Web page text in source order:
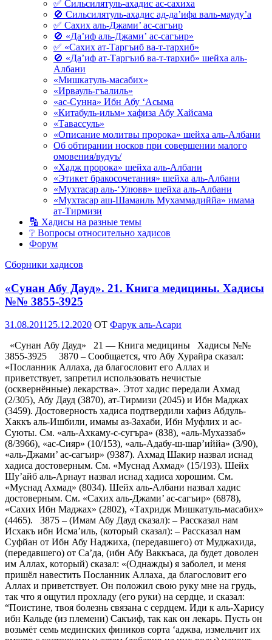
✅ Сильсилятуль-ахадис ас-сахиха
🚫 Сильсилятуль-ахадис ад-да’ифа валь-мауду’а
✅ Сахих аль-Джами’ ас-сагъир
🚫 «Да’иф аль-Джами’ ас-сагъир»
✅ «Сахих ат-Таргъиб ва-т-тархиб»
🚫 «Да’иф ат-Таргъиб ва-т-тархиб» шейха аль-
Албани
«Мишкатуль-масабих»
«Ирвауль-гъалиль»
«ас-Сунна» Ибн Абу ‘Асыма
«Китабуль-ильм» хафиза Абу Хайсама
«Тавассуль»
«Описание молитвы пророка» шейха аль-Албани
Об обтирании носков при совершении малого
омовения/вудуъ/
«Хадж пророка» шейха аль-Албани
«Этикет бракосочетания» шейха аль-Албани
«Мухтасар аль-‘Улювв» шейха аль-Албани
«Мухтасар аш-Шамаиль Мухаммадиййа» имама
ат-Тирмизи
🔡 Хадисы на разные темы
❔ Вопросы относительно хадисов
Форум
Сборники хадисов
«Сунан Абу Дауд». 21. Книга медицины. Хадисы
№№ 3855-3925
Опубликовано
31.08.2011 25.12.2020 OT Фарук аль-Асари
«Сунан Абу Дауд» 21 — Книга медицины Хадисы №№
3855-3925 3870 – Сообщается, что Абу Хурайра сказал:
«Посланник Аллаха, да благословит его Аллах и
приветствует, запретил использовать нечистые
(осквернённые) лекарства». Этот хадис передали Ахмад
(2/305), Абу Дауд (3870), ат-Тирмизи (2045) и Ибн Маджах
(3459). Достоверность хадиса подтвердили хафиз Абдуль-
Хаккъ аль-Ишбили, имамы аз-Захаби, Ибн Муфлих и ас-
Суюты. См. «аль-Ахкаму-с-сугъра» (838), «аль-Мухаззаб»
(8/3966), «ас-Сияр» (10/153), «аль-Адабу-ш-шар’иййа» (3/90),
«аль-Джами’ ас-сагъир» (9387). Ахмад Шакир назвал иснад
хадиса достоверным. См. «Муснад Ахмад» (15/193). Шейх
Шу’айб аль-Арнаут назвал иснад хадиса хорошим. См.
«Муснад Ахмад» (8034). Шейх аль-Албани назвал хадис
достоверным. См. «Сахих аль-Джами’ ас-сагъир» (6878),
«Сахих Ибн Маджах» (2802), «Тахридж Мишкатуль-масабих»
(4465). 3875 – (Имам Абу Дауд сказал): – Рассказал нам
Исхакъ ибн Исма’иль, (который сказал): – Рассказал нам
Суфйан от Ибн Абу Наджиха, (передавшего) от Муджахида,
(передавшего) от Са’да, (ибн Абу Ваккъаса, да будет доволен
им Аллах, который) сказал: «(Однажды) я заболел, и меня
пришёл навестить Посланник Аллаха, да благословит его
Аллах и приветствует. Он положил свою руку мне на грудь,
так что я ощутил прохладу (его руки) на сердце, и сказал:
“Поистине, твоя болезнь связана с сердцем. Иди к аль-Харису
ибн Кальде (из племени) Сакъиф, так как он лекарь. Пусть он
возьмёт семь мединских фиников сорта ‘аджва, измельчит их